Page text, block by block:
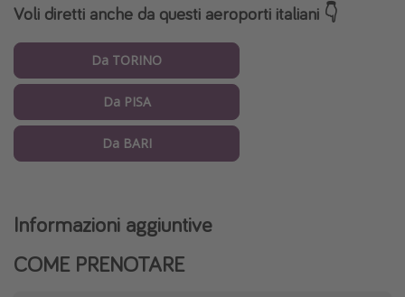
Voli diretti anche da questi aeroporti italiani 👇
Da TORINO
Da PISA
Da BARI
Informazioni aggiuntive
COME PRENOTARE